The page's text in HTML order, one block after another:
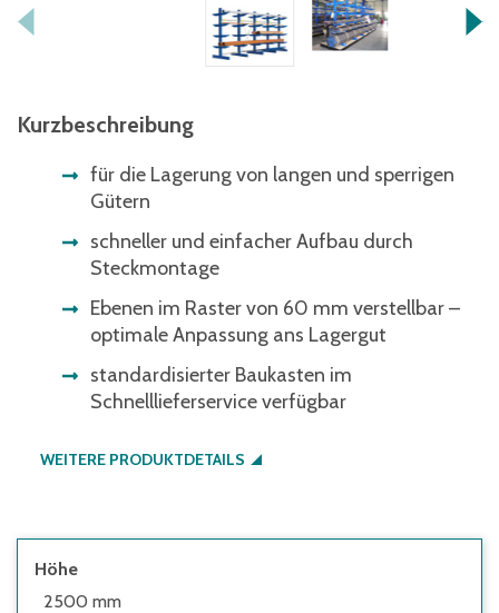
Kurzbeschreibung
für die Lagerung von langen und sperrigen
Gütern
schneller und einfacher Aufbau durch
Steckmontage
Ebenen im Raster von 60 mm verstellbar –
optimale Anpassung ans Lagergut
standardisierter Baukasten im
Schnelllieferservice verfügbar
WEITERE PRODUKTDETAILS
Höhe
2500 mm